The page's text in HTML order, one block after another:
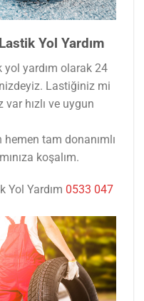
Yol Yardım
yardım olarak 24
Lastiğiniz mi
var hızlı ve uygun
tam donanımlı
koşalım.
Yol Yardım 0533 047